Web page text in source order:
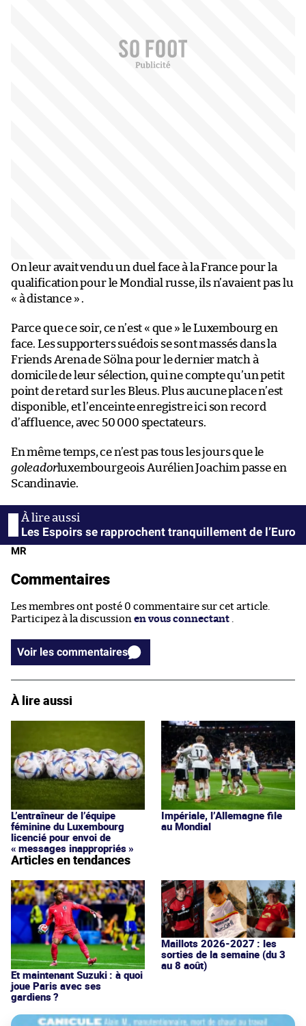
On leur avait vendu un duel face à la France pour la
qualification pour le Mondial russe, ils n’avaient pas lu
« à distance » .
Parce que ce soir, ce n’est « que » le Luxembourg en
face. Les supporters suédois se sont massés dans la
Friends Arena de Sölna pour le dernier match à
domicile de leur sélection, qui ne compte qu’un petit
point de retard sur les Bleus. Plus aucune place n’est
disponible, et l’enceinte enregistre ici son record
d’affluence, avec 50 000 spectateurs.
En même temps, ce n’est pas tous les jours que le
goleadorluxembourgeois Aurélien Joachim passe en
Scandinavie.
Les Espoirs se rapprochent tranquillement de l’Euro
MR
Commentaires
Les membres ont posté 0 commentaire sur cet article.
Participez à la discussion en vous connectant .
Voir les commentaires
À lire aussi
L’entraîneur de l’équipe
féminine du Luxembourg
licencié pour envoi de
« messages inappropriés »
Impériale, l’Allemagne file
au Mondial
Articles en tendances
Et maintenant Suzuki : à quoi
joue Paris avec ses
gardiens ?
Maillots 2026-2027 : les
sorties de la semaine (du 3
au 8 août)